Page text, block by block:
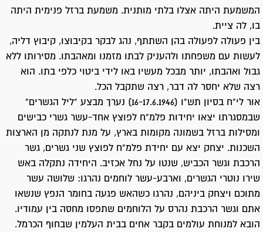
המשמעת היתה אצלו בלתי מותנית. משמעת ברזל פנימית היתה
בו, לה ציית.
בין פעולה לפעולה בהן השתתף, נהג לבקר בקיבוצו, קיבוץ דליה,
לעשות עם משפחתו ולהעניק לבתו מזמנו ומאהבתו. מסירותו ללא
גבול ואהבתו, יותר מבכל מעשיו באו לידי ביטוי כלפי בתו. הוא
רצה שלא יחסר לה דבר, רצה שתקבל הכל.
אור לי"ח בסיון תש"ו (16-17.6.1946) נערך מבצע "ליל הגשרים"
שבמסגרתו יצאו יחידות פלמ"ח לפוצץ אחד-עשר גשרי כבישים
ומסילות ברזל בשמונה מקומות בארץ, על מנת לנתקה מן הארצות
השכנות. יצחק יצא עם יחידת פלמ"ח לפוצץ שני גשרים, גשר
הרכבת וגשר הכביש, שנטו על נחל אכזיב. היחידה נתקלה באש
שירו נוטרי הגשרים, וארבע-עשר לוחמים נהרגו: שלושה עשר
מתוכם ויצחק ביניהם, נהרגו כשהאש פגעה בחומר הנפץ שנשאו
אתם וגשר הרכבת נהרס על הלוחמים שתפסו מחסה בין עמודיו.
הובא למנוחת עולמים בקבר אחים בבית העלמין שבחוף הכרמל.